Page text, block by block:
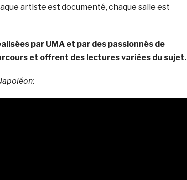
artiste est documenté, chaque salle est
par UMA et par des passionnés de
et offrent des lectures variées du sujet.